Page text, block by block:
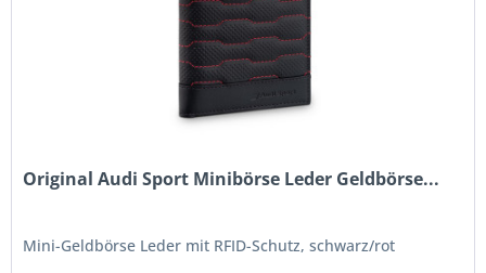
Original Audi Sport Minibörse Leder Geldbörse...
Mini-Geldbörse Leder mit RFID-Schutz, schwarz/rot